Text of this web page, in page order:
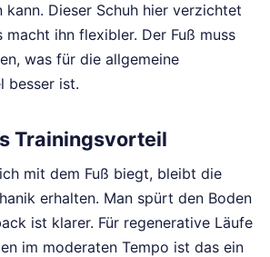
kann. Dieser Schuh hier verzichtet
macht ihn flexibler. Der Fuß muss
was für die allgemeine
besser ist.
Trainingsvorteil
mit dem Fuß biegt, bleibt die
erhalten. Man spürt den Boden
ist klarer. Für regenerative Läufe
im moderaten Tempo ist das ein